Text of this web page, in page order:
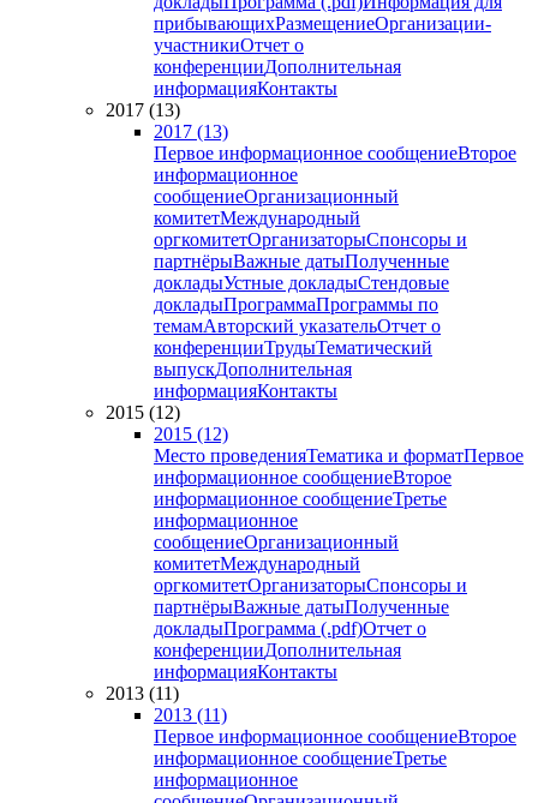
прибывающихРазмещениеОрганизации-
участникиОтчет о
конференцииДополнительная
информацияКонтакты
2017 (13)
2017 (13)
Первое информационное сообщениеВторое
информационное
сообщениеОрганизационный
комитетМеждународный
оргкомитетОрганизаторыСпонсоры и
партнёрыВажные датыПолученные
докладыУстные докладыСтендовые
докладыПрограммаПрограммы по
темамАвторский указательОтчет о
конференцииТрудыТематический
выпускДополнительная
информацияКонтакты
2015 (12)
2015 (12)
Место проведенияТематика и форматПервое
информационное сообщениеВторое
информационное сообщениеТретье
информационное
сообщениеОрганизационный
комитетМеждународный
оргкомитетОрганизаторыСпонсоры и
партнёрыВажные датыПолученные
докладыПрограмма (.pdf)Отчет о
конференцииДополнительная
информацияКонтакты
2013 (11)
2013 (11)
Первое информационное сообщениеВторое
информационное сообщениеТретье
информационное